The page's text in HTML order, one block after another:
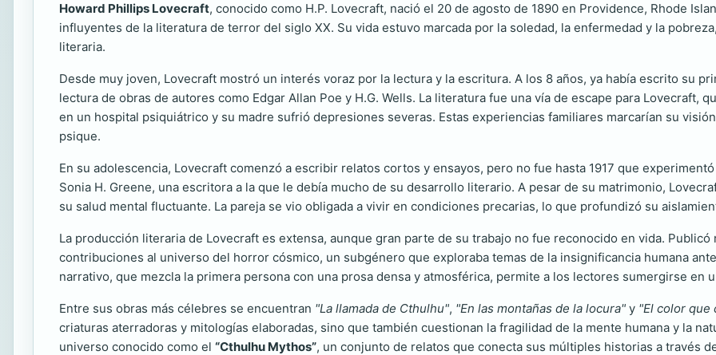
Howard Phillips Lovecraft, conocido como H.P. Lovecraft, nació el 20 de agosto de 1890 en Providence, Rhode
influyentes de la literatura de terror del siglo XX. Su vida estuvo marcada por la soledad, la enfermedad y la
literaria.
Desde muy joven, Lovecraft mostró un interés voraz por la lectura y la escritura. A los 8 años, ya había escrito su
lectura de obras de autores como Edgar Allan Poe y H.G. Wells. La literatura fue una vía de escape para Lovecraft,
en un hospital psiquiátrico y su madre sufrió depresiones severas. Estas experiencias familiares marcarían su
psique.
En su adolescencia, Lovecraft comenzó a escribir relatos cortos y ensayos, pero no fue hasta 1917 que
Sonia H. Greene, una escritora a la que le debía mucho de su desarrollo literario. A pesar de su matrimonio,
su salud mental fluctuante. La pareja se vio obligada a vivir en condiciones precarias, lo que profundizó su
La producción literaria de Lovecraft es extensa, aunque gran parte de su trabajo no fue reconocido en vida.
contribuciones al universo del horror cósmico, un subgénero que exploraba temas de la insignificancia humana
narrativo, que mezcla la primera persona con una prosa densa y atmosférica, permite a los lectores sumergirse en
Entre sus obras más célebres se encuentran "La llamada de Cthulhu", "En las montañas de la locura" y "El color que
criaturas aterradoras y mitologías elaboradas, sino que también cuestionan la fragilidad de la mente humana y la
universo conocido como el “Cthulhu Mythos”, un conjunto de relatos que conecta sus múltiples historias a través